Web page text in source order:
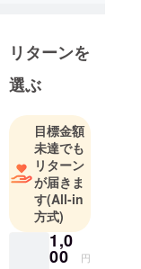
プライベー
トでは黒猫
ぴつ溺愛中
リターンを
選ぶ
目標金額
未達でも
リターン
が届きま
す(All-in
方式)
1,0
00 円